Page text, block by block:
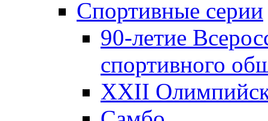
Спортивные серии
90-летие
спортивного
XXII